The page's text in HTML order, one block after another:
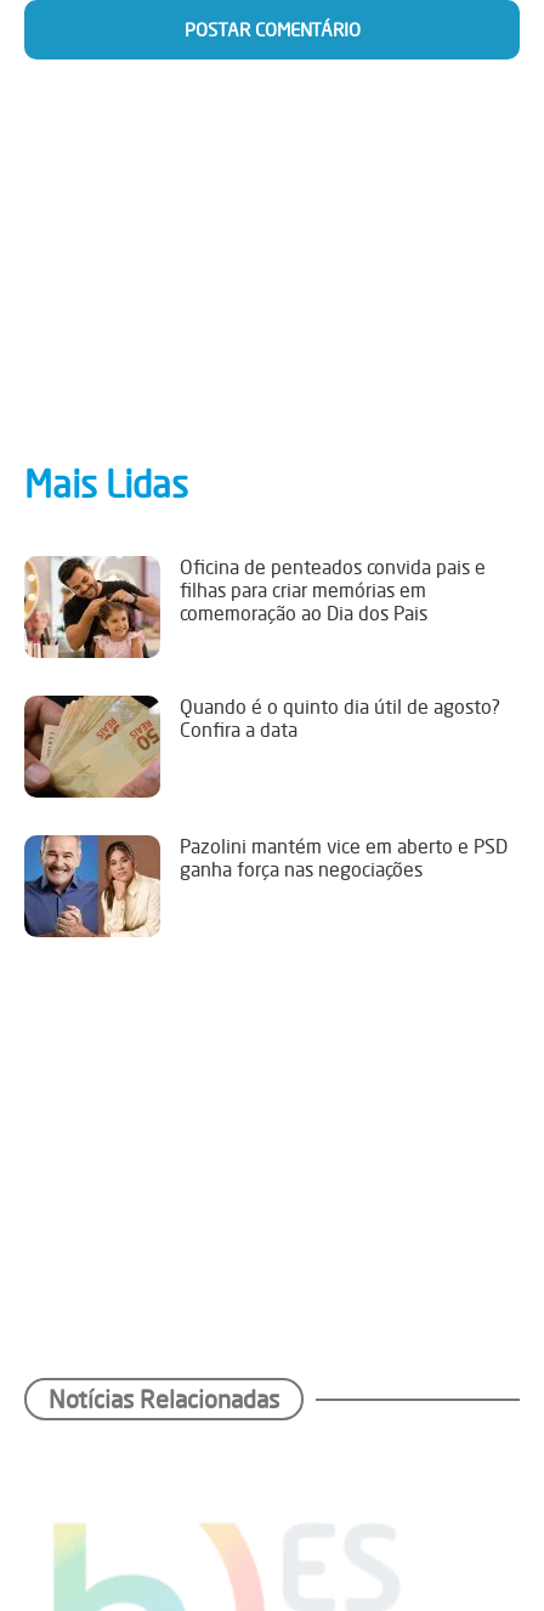
Mais Lidas
Oficina de penteados convida pais e
filhas para criar memórias em
comemoração ao Dia dos Pais
Quando é o quinto dia útil de agosto?
Confira a data
Pazolini mantém vice em aberto e PSD
ganha força nas negociações
Notícias Relacionadas